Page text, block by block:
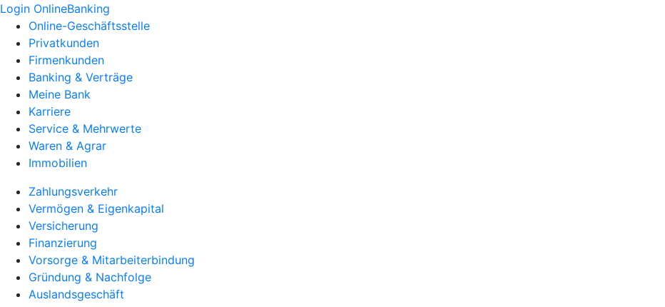
Login OnlineBanking
Online-Geschäftsstelle
Privatkunden
Firmenkunden
Banking & Verträge
Meine Bank
Karriere
Service & Mehrwerte
Waren & Agrar
Immobilien
Zahlungsverkehr
Vermögen & Eigenkapital
Versicherung
Finanzierung
Vorsorge & Mitarbeiterbindung
Gründung & Nachfolge
Auslandsgeschäft